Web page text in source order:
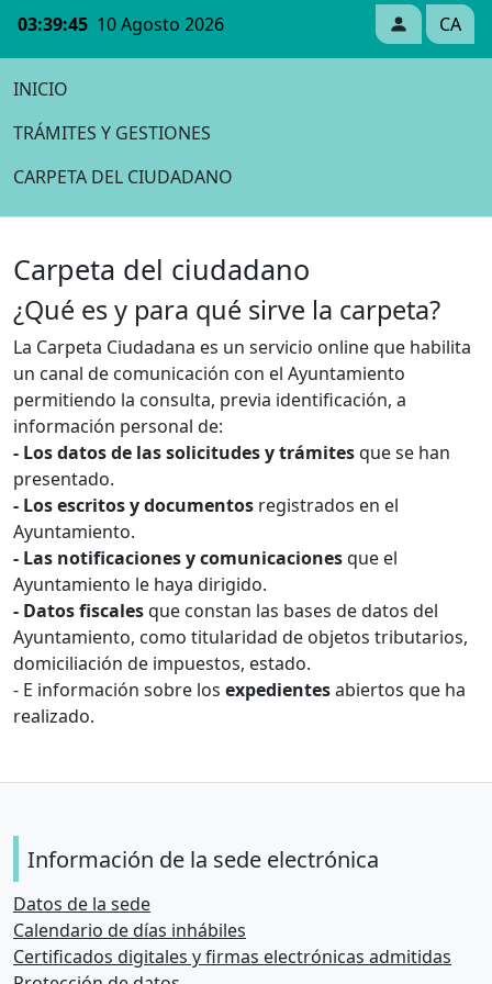
03:39:45 10 Agosto 2026 CA
INICIO
TRÁMITES Y GESTIONES
CARPETA DEL CIUDADANO
Carpeta del ciudadano
¿Qué es y para qué sirve la carpeta?
La Carpeta Ciudadana es un servicio online que habilita
un canal de comunicación con el Ayuntamiento
permitiendo la consulta, previa identificación, a
información personal de:
- Los datos de las solicitudes y trámitesque se han
presentado.
- Los escritos y documentos registrados en el
Ayuntamiento.
- Las notificaciones y comunicacionesque el
Ayuntamiento le haya dirigido.
- Datos fiscalesque constan las bases de datos del
Ayuntamiento, como titularidad de objetos tributarios,
domiciliación de impuestos, estado.
- E información sobre los expedientesabiertos que ha
realizado.
Información de la sede electrónica
Datos de la sede
Calendario de días inhábiles
Certificados digitales y firmas electrónicas admitidas